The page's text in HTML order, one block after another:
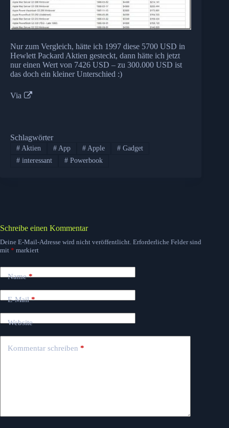
Nur zum Vergleich, hätte ich 1997 diese 5700 USD in
Hewlett Packard Aktien gesteckt, dann hätte ich jetzt
nur einen Wert von 7426 USD – zu 300.000 USD ist
das doch ein kleiner Unterschied :)
Via
Schlagwörter
#Aktien #App # Apple # Gadget
#interessant #Powerbook
Schreibe einen Kommentar
Deine E-Mail-Adresse wird nicht veröffentlicht. Erforderliche Felder sind
mit * markiert
Name*
E-Mail*
Website
Kommentar schreiben *